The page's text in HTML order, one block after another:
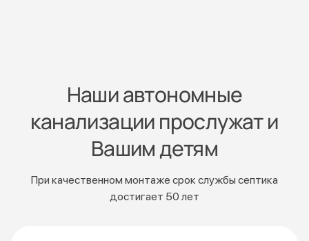
Наши автономные
канализации прослужат и
Вашим детям
При качественном монтаже срок службы септика
достигает 50 лет